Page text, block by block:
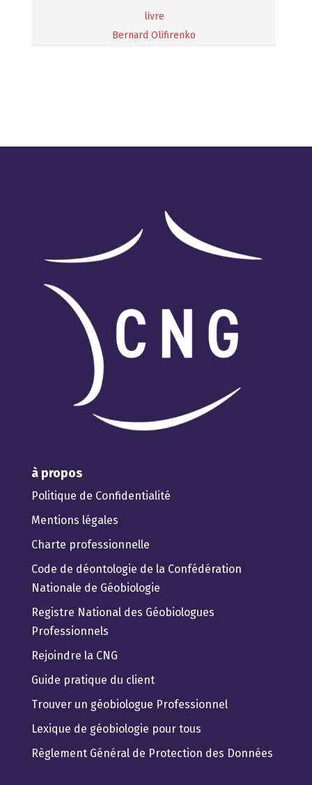
livre
Bernard Olifirenko
à propos
Politique de Confidentialité
Mentions légales
Charte professionnelle
Code de déontologie de la Confédération
Nationale de Géobiologie
Registre National des Géobiologues
Professionnels
Rejoindre la CNG
Guide pratique du client
Trouver un géobiologue Professionnel
Lexique de géobiologie pour tous
Règlement Général de Protection des Données